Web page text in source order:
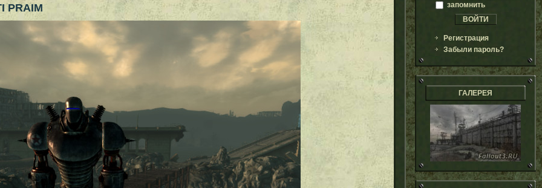
PRAIM запомнить
Регистрация
Забыли пароль?
ГАЛЕРЕЯ